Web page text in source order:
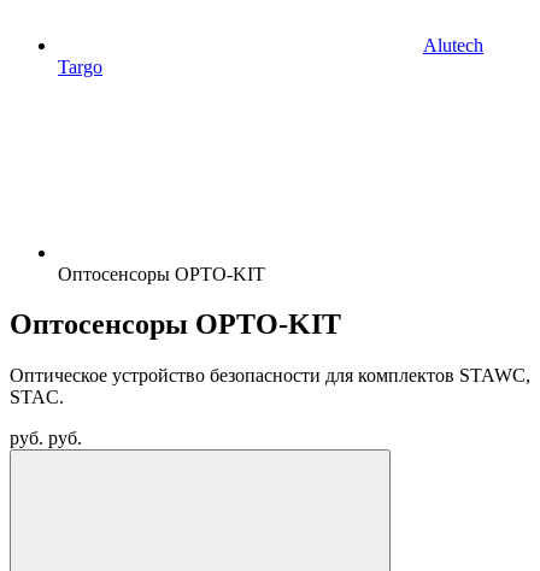
Alutech
Targo
Оптосенсоры OPTO-KIT
Оптосенсоры OPTO-KIT
Оптическое устройство безопасности для комплектов STAWC,
STAC.
руб. руб.